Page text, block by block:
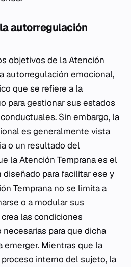
autorregulación
objetivos de la Atención
autorregulación emocional,
que se refiere a la
para gestionar sus estados
Sin embargo, la
es generalmente vista
o un resultado del
la Atención Temprana es el
para facilitar ese y
Temprana no se limita a
o a modular sus
las condiciones
para que dicha
Mientras que la
interno del sujeto, la